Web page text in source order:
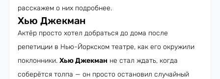
расскажем о них подробнее.
Хью Джекман
Актёр просто хотел добраться до дома после
репетиции в Нью-Йоркском театре, как его окружили
поклонники. Хью Джекман не стал ждать, когда
соберётся толпа — он просто остановил случайный